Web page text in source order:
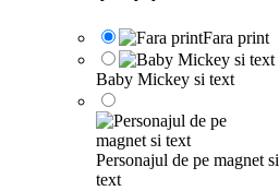
Fara print
Baby Mickey si text
Personajul de pe magnet si
text